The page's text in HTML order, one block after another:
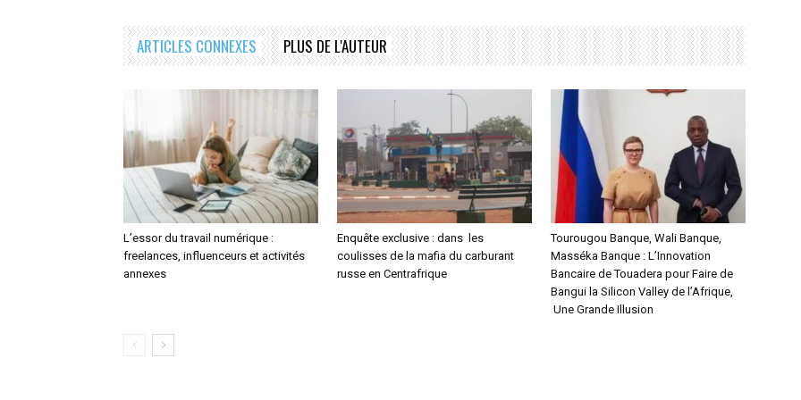
ARTICLES CONNEXES PLUS DE L'AUTEUR
L’essor du travail numérique :
freelances, influenceurs et activités
annexes
Enquête exclusive : dans les
coulisses de la mafia du carburant
russe en Centrafrique
Tourougou Banque, Wali Banque,
Masséka Banque : L’Innovation
Bancaire de Touadera pour Faire de
Bangui la Silicon Valley de l’Afrique,
Une Grande Illusion